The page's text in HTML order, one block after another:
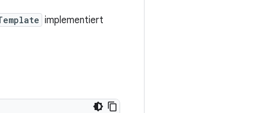
implementiert